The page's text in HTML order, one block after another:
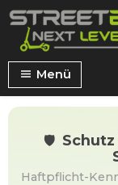
springen
Menü
🛡️
Haftpflicht-